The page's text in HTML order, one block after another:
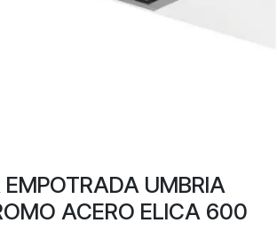
UMBRIA
ACERO ELICA 600